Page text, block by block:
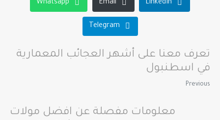
LinkedIn
Email
Whatsapp
Telegram
تعرف معنا على أشهر العجائب المعمارية
في اسطنبول
Previous
معلومات مفصلة عن افضل مولات